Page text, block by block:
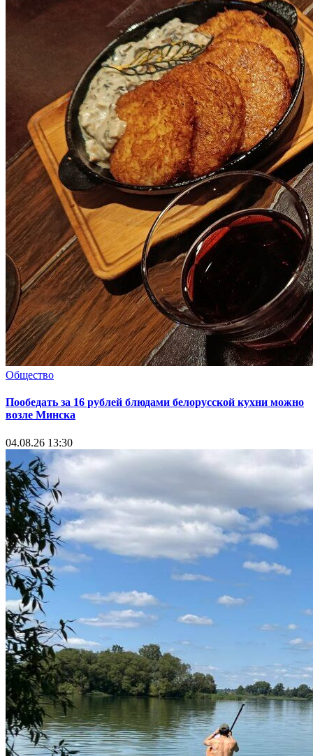
Общество
Пообедать за 16 рублей блюдами белорусской кухни можно
возле Минска
04.08.26 13:30